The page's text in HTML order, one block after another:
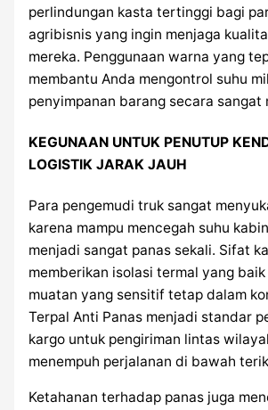
perlindungan kasta tertinggi bagi
agribisnis yang ingin menjaga
mereka. Penggunaan warna yang
membantu Anda mengontrol suhu
penyimpanan barang secara sangat
KEGUNAAN UNTUK PENUTUP
LOGISTIK JARAK JAUH
Para pengemudi truk sangat
karena mampu mencegah suhu
menjadi sangat panas sekali. Sifat
memberikan isolasi termal yang baik
muatan yang sensitif tetap dalam
Terpal Anti Panas menjadi standar
kargo untuk pengiriman lintas
menempuh perjalanan di bawah
Ketahanan terhadap panas juga